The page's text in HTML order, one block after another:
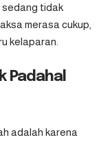
tidak
merasa cukup,
kelaparan.
Padahal
adalah karena